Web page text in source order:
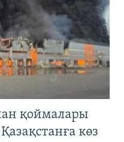
қоймалары
көз